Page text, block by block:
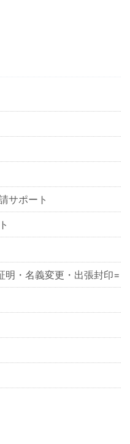
サポート
・名義変更・出張封印=